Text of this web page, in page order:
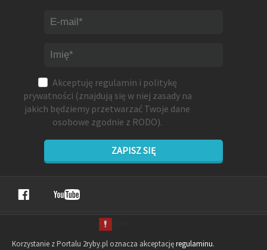
Akceptuję regulamin i politykę
prywatności (znajdują się w niej zasady na
jakich będziemy przetwarzać Twoje dane
osobowe zgodnie z RODO).
ZAPISZ SIĘ
Korzystanie z Portalu 2ryby.pl oznacza akceptacjęregulaminu.